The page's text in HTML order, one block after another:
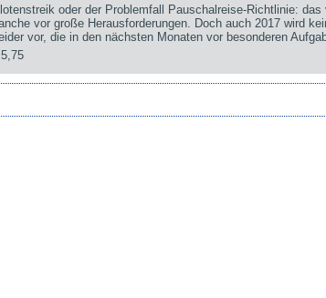
oder der Problemfall Pauschalreise-Richtlinie: das
vor große Herausforderungen. Doch auch 2017 wird
vor, die in den nächsten Monaten vor besonderen